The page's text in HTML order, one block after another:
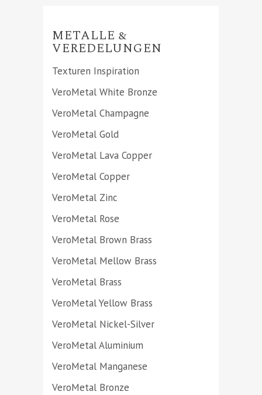
METALLE &
VEREDELUNGEN
Texturen Inspiration
VeroMetal White Bronze
VeroMetal Champagne
VeroMetal Gold
VeroMetal Lava Copper
VeroMetal Copper
VeroMetal Zinc
VeroMetal Rose
VeroMetal Brown Brass
VeroMetal Mellow Brass
VeroMetal Brass
VeroMetal Yellow Brass
VeroMetal Nickel-Silver
VeroMetal Aluminium
VeroMetal Manganese
VeroMetal Bronze